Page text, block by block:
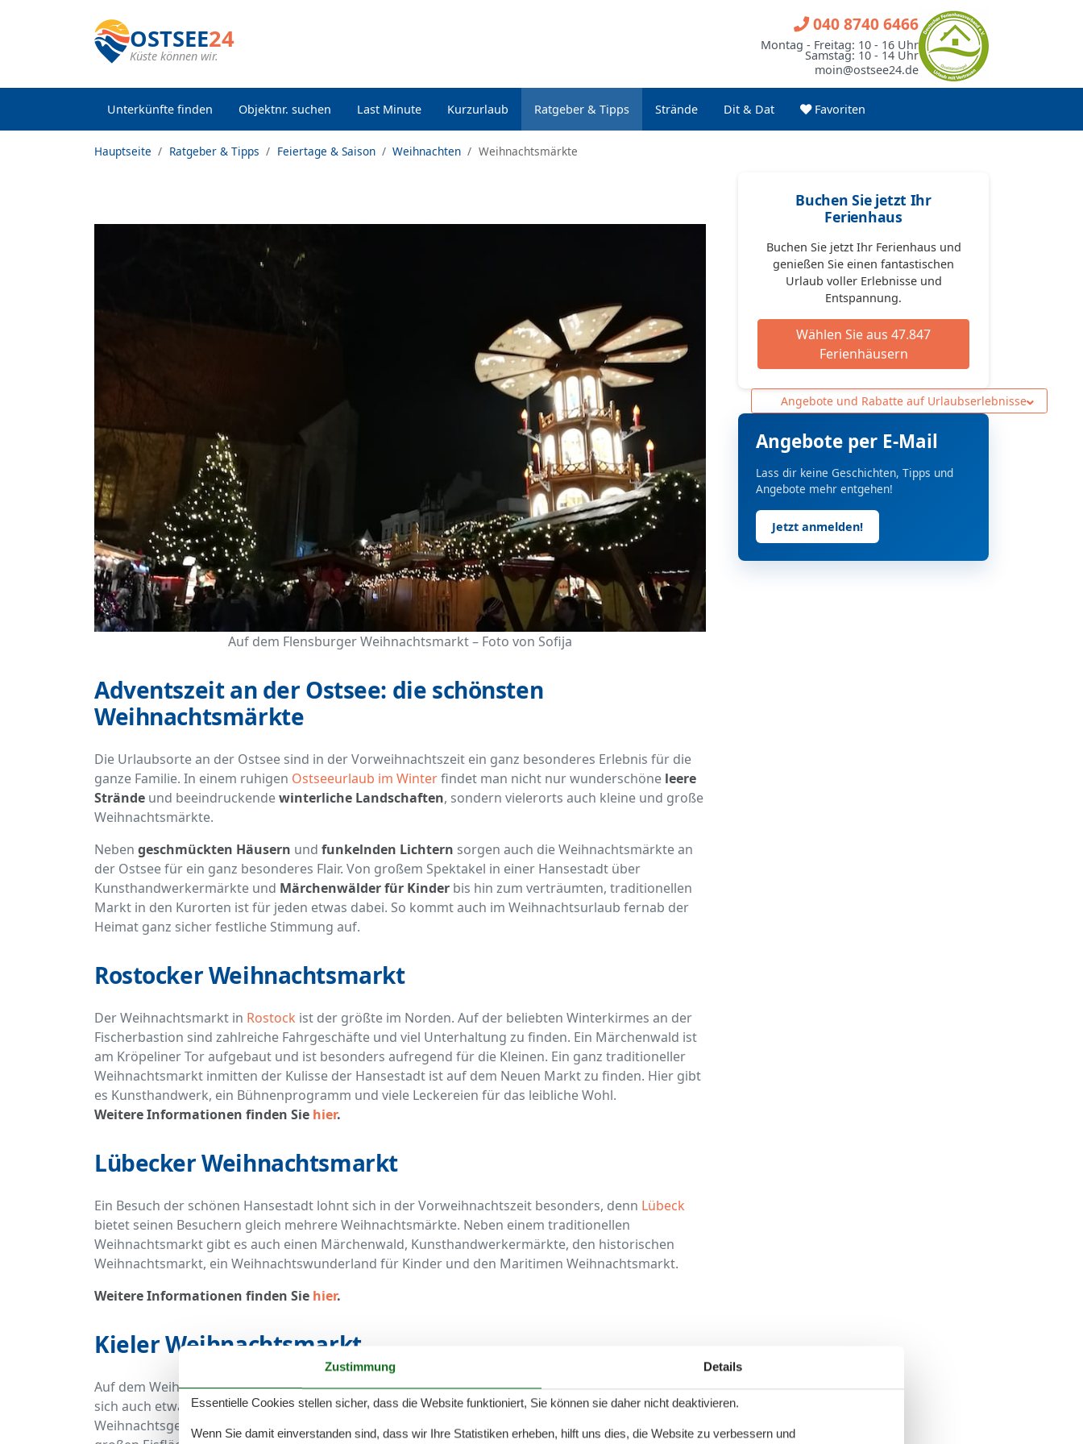
OSTSEE24
Küste können wir.
Unterkünfte finden Objektnr. suchen Last Minute Kurzurlaub Ratgeber & Tipps Strände Dit & Dat Favoriten
040 8740 6466
Montag - Freitag: 10 - 16 Uhr
Samstag: 10 - 14 Uhr
moin@ostsee24.de
Hauptseite Ratgeber & Tipps Feiertage & Saison Weihnachten Weihnachtsmärkte
Auf dem Flensburger Weihnachtsmarkt – Foto von Sofija
Adventszeit an der Ostsee: die schönsten
Weihnachtsmärkte
Die Urlaubsorte an der Ostsee sind in der Vorweihnachtszeit ein ganz besonderes Erlebnis für die
ganze Familie. In einem ruhigen Ostseeurlaub im Winterfindet man nicht nur wunderschöne leere
Strände und beeindruckendewinterliche Landschaften, sondern vielerorts auch kleine und große
Weihnachtsmärkte.
Neben geschmückten Häusern und funkelnden Lichtern sorgen auch die Weihnachtsmärkte an
der Ostsee für ein ganz besonderes Flair. Von großem Spektakel in einer Hansestadt über
Kunsthandwerkermärkte und Märchenwälder für Kinder bis hin zum verträumten, traditionellen
Markt in den Kurorten ist für jeden etwas dabei. So kommt auch im Weihnachtsurlaub fernab der
Heimat ganz sicher festliche Stimmung auf.
Rostocker Weihnachtsmarkt
Der Weihnachtsmarkt in Rostock ist der größte im Norden. Auf der beliebten Winterkirmes an der
Fischerbastion sind zahlreiche Fahrgeschäfte und viel Unterhaltung zu finden. Ein Märchenwald ist
am Kröpeliner Tor aufgebaut und ist besonders aufregend für die Kleinen. Ein ganz traditioneller
Weihnachtsmarkt inmitten der Kulisse der Hansestadt ist auf dem Neuen Markt zu finden. Hier gibt
es Kunsthandwerk, ein Bühnenprogramm und viele Leckereien für das leibliche Wohl.
Weitere Informationen finden Sie hier.
Lübecker Weihnachtsmarkt
Ein Besuch der schönen Hansestadt lohnt sich in der Vorweihnachtszeit besonders, denn Lübeck
bietet seinen Besuchern gleich mehrere Weihnachtsmärkte. Neben einem traditionellen
Weihnachtsmarkt gibt es auch einen Märchenwald, Kunsthandwerkermärkte, den historischen
Weihnachtsmarkt, ein Weihnachtswunderland für Kinder und den Maritimen Weihnachtsmarkt.
Weitere Informationen finden Sie hier.
Kieler Weihnachtsmarkt
Auf dem Weihnachtsmarkt inKielist nicht nur für das leibliche Wohl gesorgt, sondern hier finden
sich auch etwa 80 Stände mit Kunsthandwerk und vielem mehr, an denen man das ein oder andere
Weihnachtsgeschenk für die Lieben finden kann. Wer sich sportlich betätigen will, kann dies auf der
Buchen Sie jetzt Ihr
Ferienhaus
Buchen Sie jetzt Ihr Ferienhaus und
genießen Sie einen fantastischen
Urlaub voller Erlebnisse und
Entspannung.
Wählen Sie aus 47.847
Ferienhäusern
Angebote und Rabatte auf Urlaubserlebnisse
Angebote per E-Mail
Lass dir keine Geschichten, Tipps und
Angebote mehr entgehen!
Jetzt anmelden!
Zustimmung Details
Essentielle Cookies stellen sicher, dass die Website funktioniert, Sie können sie daher nicht deaktivieren.
Wenn Sie damit einverstanden sind, dass wir Ihre Statistiken erheben, hilft uns dies, die Website zu verbessern und